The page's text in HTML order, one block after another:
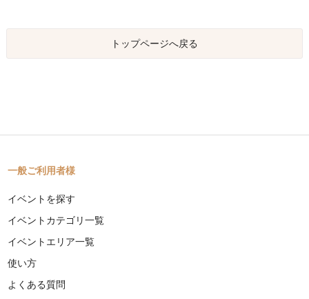
トップページへ戻る
一般ご利用者様
イベントを探す
イベントカテゴリ一覧
イベントエリア一覧
使い方
よくある質問